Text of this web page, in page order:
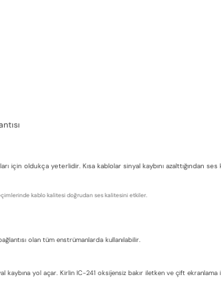
için oldukça yeterlidir. Kısa kablolar sinyal kaybını azalttığından
kablo kalitesi doğrudan ses kalitesini etkiler.
olan tüm enstrümanlarda kullanılabilir.
yol açar. Kirlin IC-241 oksijensiz bakır iletken ve çift ekranlama